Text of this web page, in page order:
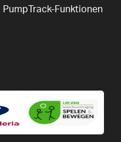
PumpTrack-Funktionen